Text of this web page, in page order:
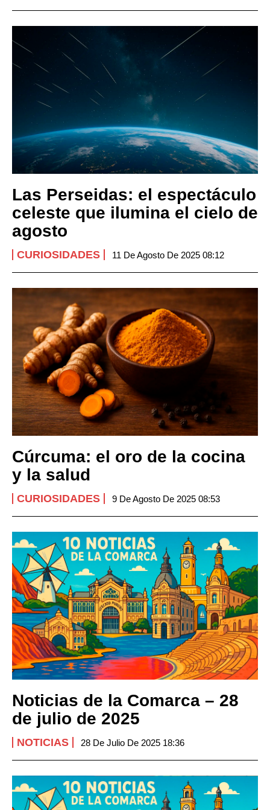
Las Perseidas: el espectáculo
celeste que ilumina el cielo de
agosto
CURIOSIDADES 11 De Agosto De 2025 08:12
Cúrcuma: el oro de la cocina
y la salud
CURIOSIDADES 9 De Agosto De 2025 08:53
Noticias de la Comarca – 28
de julio de 2025
NOTICIAS 28 De Julio De 2025 18:36